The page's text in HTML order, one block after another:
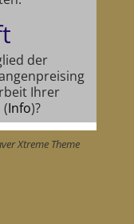
der
Ihrer
Info)?
Xtreme Theme